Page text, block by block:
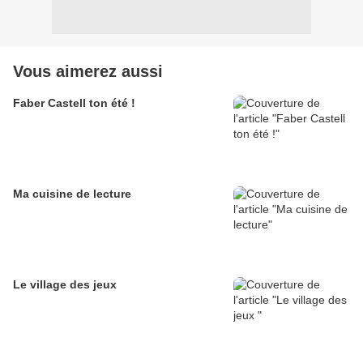
Vous aimerez aussi
Faber Castell ton été !
Ma cuisine de lecture
Le village des jeux